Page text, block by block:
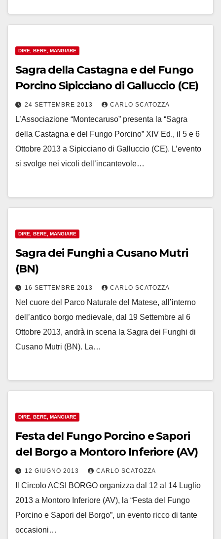
DIRE, BERE, MANGIARE
Sagra della Castagna e del Fungo
Porcino Sipicciano di Galluccio (CE)
24 SETTEMBRE 2013 CARLO SCATOZZA
L’Associazione “Montecaruso” presenta la “Sagra
della Castagna e del Fungo Porcino” XIV Ed., il 5 e 6
Ottobre 2013 a Sipicciano di Galluccio (CE). L’evento
si svolge nei vicoli dell’incantevole…
DIRE, BERE, MANGIARE
Sagra dei Funghi a Cusano Mutri
(BN)
16 SETTEMBRE 2013 CARLO SCATOZZA
Nel cuore del Parco Naturale del Matese, all’interno
dell’antico borgo medievale, dal 19 Settembre al 6
Ottobre 2013, andrà in scena la Sagra dei Funghi di
Cusano Mutri (BN). La…
DIRE, BERE, MANGIARE
Festa del Fungo Porcino e Sapori
del Borgo a Montoro Inferiore (AV)
12 GIUGNO 2013 CARLO SCATOZZA
Il Circolo ACSI BORGO organizza dal 12 al 14 Luglio
2013 a Montoro Inferiore (AV), la “Festa del Fungo
Porcino e Sapori del Borgo”, un evento ricco di tante
occasioni…